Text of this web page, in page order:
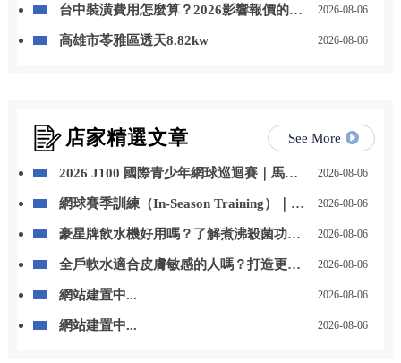
訊可協助挑選 地址：高雄市美濃區成功路
46號 官方line:@awh29
台中裝潢費用怎麼算？2026影響報價的5
2026-08-06
高雄市苓雅區透天8.82kw 2026-08-06
店家精選文章 See More
2026 J100 國際青少年網球巡迴賽｜馬來
2026-08-06
網球賽季訓練（In-Season Training）｜如
2026-08-06
豪星牌飲水機好用嗎？了解煮沸殺菌功能
雄飲水機推薦
2026-08-06
全戶軟水適合皮膚敏感的人嗎？打造更舒
高雄全戶軟水設備安裝
2026-08-06
網站建置中... 2026-08-06
網站建置中... 2026-08-06